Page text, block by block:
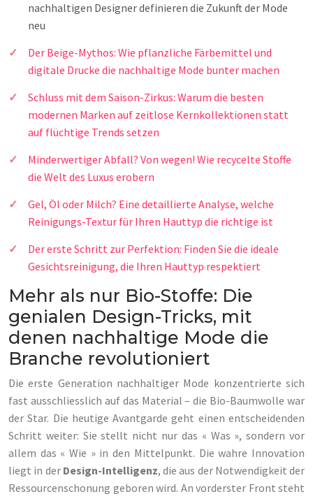
nachhaltigen Designer definieren die Zukunft der Mode
neu
Der Beige-Mythos: Wie pflanzliche Färbemittel und
digitale Drucke die nachhaltige Mode bunter machen
Schluss mit dem Saison-Zirkus: Warum die besten
modernen Marken auf zeitlose Kernkollektionen statt
auf flüchtige Trends setzen
Minderwertiger Abfall? Von wegen! Wie recycelte Stoffe
die Welt des Luxus erobern
Gel, Öl oder Milch? Eine detaillierte Analyse, welche
Reinigungs-Textur für Ihren Hauttyp die richtige ist
Der erste Schritt zur Perfektion: Finden Sie die ideale
Gesichtsreinigung, die Ihren Hauttyp respektiert
Mehr als nur Bio-Stoffe: Die
genialen Design-Tricks, mit
denen nachhaltige Mode die
Branche revolutioniert
Die erste Generation nachhaltiger Mode konzentrierte sich
fast ausschliesslich auf das Material – die Bio-Baumwolle war
der Star. Die heutige Avantgarde geht einen entscheidenden
Schritt weiter: Sie stellt nicht nur das « Was », sondern vor
allem das « Wie » in den Mittelpunkt. Die wahre Innovation
liegt in der Design-Intelligenz, die aus der Notwendigkeit der
Ressourcenschonung geboren wird. An vorderster Front steht